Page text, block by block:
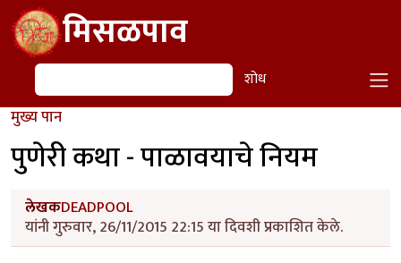
Skip to main contentमिसळपाव
शोध शोध
मुख्य पान
पुणेरी कथा - पाळावयाचे नियम
लेखकDEADPOOL
यांनी गुरुवार, 26/11/2015 22:15 या दिवशी प्रकाशित केले.